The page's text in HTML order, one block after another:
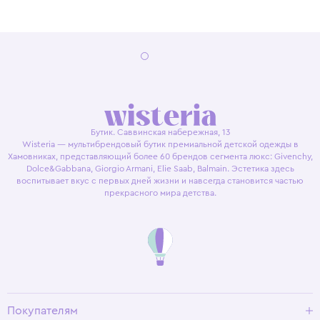
Бутик. Саввинская набережная, 13
Wisteria — мультибрендовый бутик премиальной детской одежды в
Хамовниках, представляющий более 60 брендов сегмента люкс: Givenchy,
Dolce&Gabbana, Giorgio Armani, Elie Saab, Balmain. Эстетика здесь
воспитывает вкус с первых дней жизни и навсегда становится частью
прекрасного мира детства.
Покупателям